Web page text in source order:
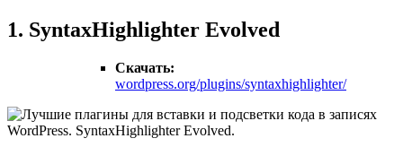
1. SyntaxHighlighter Evolved
Скачать:
wordpress.org/plugins/syntaxhighlighter/